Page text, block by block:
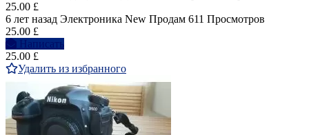
25.00 £
6 лет назад Электроника New Продам 611 Просмотров
25.00 £
Написать
25.00 £
Удалить из избранного